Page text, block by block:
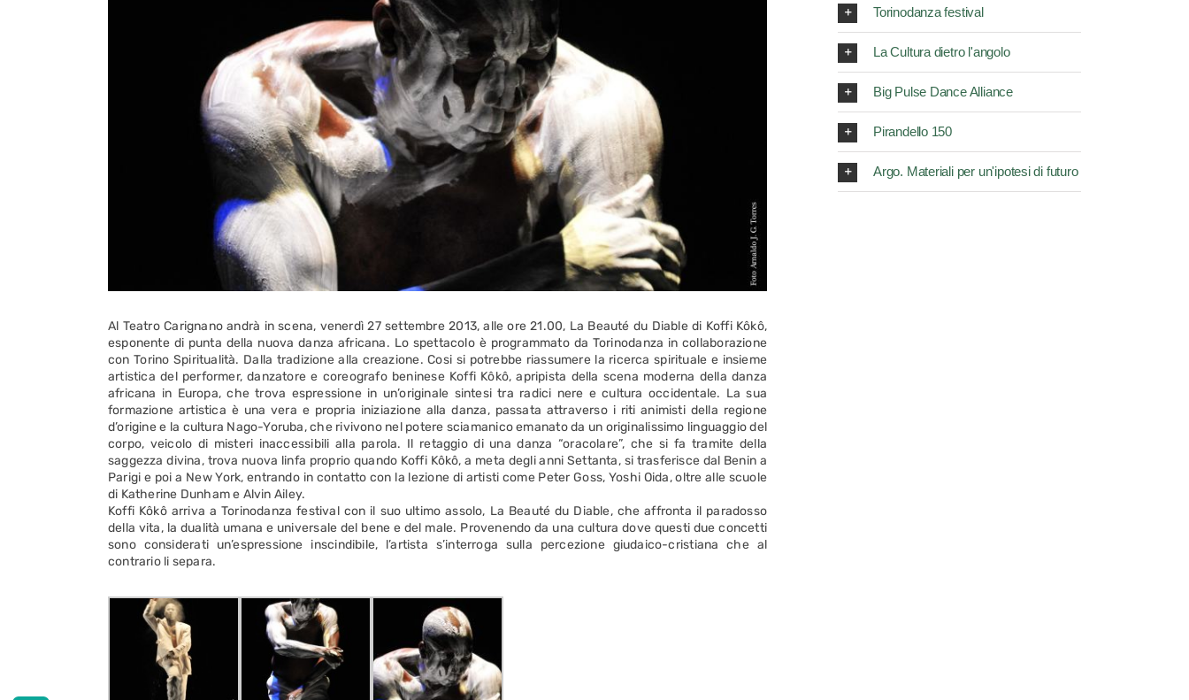
Al Teatro Carignano andrà in scena, venerdì 27 settembre 2013, alle ore 21.00, La Beauté du Diable di Koffi Kôkô,
esponente di punta della nuova danza africana. Lo spettacolo è programmato da Torinodanza in collaborazione
con Torino Spiritualità. Dalla tradizione alla creazione. Cosi si potrebbe riassumere la ricerca spirituale e insieme
artistica del performer, danzatore e coreografo beninese Koffi Kôkô, apripista della scena moderna della danza
africana in Europa, che trova espressione in un’originale sintesi tra radici nere e cultura occidentale. La sua
formazione artistica è una vera e propria iniziazione alla danza, passata attraverso i riti animisti della regione
d’origine e la cultura Nago-Yoruba, che rivivono nel potere sciamanico emanato da un originalissimo linguaggio del
corpo, veicolo di misteri inaccessibili alla parola. Il retaggio di una danza “oracolare”, che si fa tramite della
saggezza divina, trova nuova linfa proprio quando Koffi Kôkô, a meta degli anni Settanta, si trasferisce dal Benin a
Parigi e poi a New York, entrando in contatto con la lezione di artisti come Peter Goss, Yoshi Oida, oltre alle scuole
di Katherine Dunham e Alvin Ailey.
Koffi Kôkô arriva a Torinodanza festival con il suo ultimo assolo, La Beauté du Diable, che affronta il paradosso
della vita, la dualità umana e universale del bene e del male. Provenendo da una cultura dove questi due concetti
sono considerati un’espressione inscindibile, l’artista s’interroga sulla percezione giudaico-cristiana che al
contrario li separa.
Torinodanza festival
La Cultura dietro l'angolo
Big Pulse Dance Alliance
Pirandello 150
Argo. Materiali per un'ipotesi di futuro